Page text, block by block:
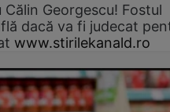
Călin Georgescu! Fostul
dacă va fi judecat
www.stirilekanald.ro